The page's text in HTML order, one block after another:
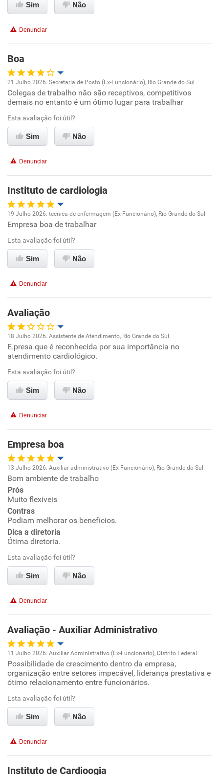
Recomenda esta empresa
Sim Não
Denunciar
Boa
Oportunidade de promoção
Ambiente de trabalho
Conciliação com a vida familiar
Recomenda esta empresa
21 Julho 2026. Secretaria de Posto (Ex-Funcionário), Rio Grande do Sul
Colegas de trabalho não são receptivos, competitivos
demais no entanto é um ótimo lugar para trabalhar
Esta avaliação foi útil?
Sim Não
Denunciar
Instituto de cardiologia
Oportunidade de promoção
Ambiente de trabalho
Benefícios
Recomenda esta empresa
Recomenda a diretoria
19 Julho 2026. tecnica de enfermagem (Ex-Funcionário), Rio Grande do Sul
Empresa boa de trabalhar
Esta avaliação foi útil?
Sim Não
Denunciar
Avaliação
Oportunidade de promoção
Ambiente de trabalho
Conciliação com a vida familiar
Recomenda esta empresa
Recomenda a diretoria
18 Julho 2026. Assistente de Atendimento, Rio Grande do Sul
E.presa que é reconhecida por sua importância no
atendimento cardiológico.
Esta avaliação foi útil?
Sim Não
Denunciar
Empresa boa
Oportunidade de promoção
Ambiente de trabalho
Conciliação com a vida familiar
Recomenda esta empresa
13 Julho 2026. Auxiliar administrativo (Ex-Funcionário), Rio Grande do Sul
Bom ambiente de trabalho
Prós
Muito flexíveis
Contras
Podiam melhorar os benefícios.
Dica a diretoria
Ótima diretoria.
Esta avaliação foi útil?
Sim Não
Denunciar
Avaliação - Auxiliar Administrativo
Oportunidade de promoção
Conciliação com a vida familiar
11 Julho 2026. Auxiliar Administrativo (Ex-Funcionário), Distrito Federal
Possibilidade de crescimento dentro da empresa,
organização entre setores impecável, liderança prestativa e
ótimo relacionamento entre funcionários.
Esta avaliação foi útil?
Sim Não
Denunciar
Instituto de Cardioogia